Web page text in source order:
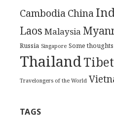
Cambodia China
Laos Malaysia
Russia Singapore Some thoughts
ThailandTibet
Travelongers of the World
TAGS